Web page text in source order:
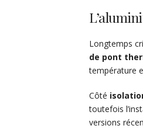
Longtemps
de pont
température
Côté
toutefois
versions